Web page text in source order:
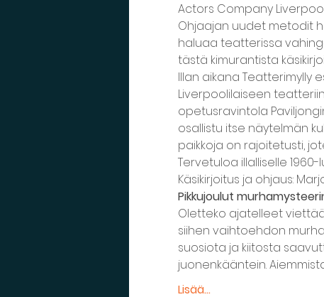
Actors Company
Ohjaajan uudet metodit
haluaa teatterissa
tästä kimurantista
Illan aikana Teatterimylly
Liverpoolilaiseen
opetusravintola
osallistu itse näytelmän
paikkoja on rajoitetusti,
Tervetuloa illalliselle
Käsikirjoitus ja ohjaus:
Pikkujoulut
Oletteko ajatelleet
siihen vaihtoehdon
suosiota ja kiitosta
juonenkääntein.
Lisää...